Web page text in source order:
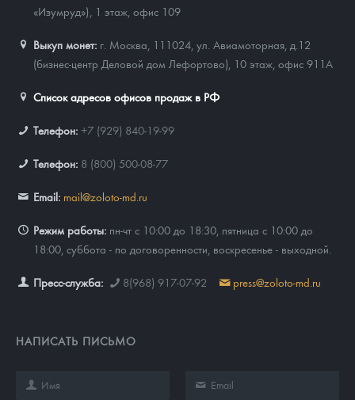
«Изумруд»), 1 этаж, офис 109
Выкуп монет: г. Москва, 111024, ул. Авиамоторная, д.12
(бизнес-центр Деловой дом Лефортово), 10 этаж, офис 911А
Список адресов офисов продаж в РФ
Телефон: +7 (929) 840-19-99
Телефон: 8 (800) 500-08-77
Email: mail@zoloto-md.ru
Режим работы: пн-чт с 10:00 до 18:30, пятница с 10:00 до
18:00, суббота - по договоренности, воскресенье - выходной.
Пресс-служба: 8(968) 917-07-92 press@zoloto-md.ru
НАПИСАТЬ ПИСЬМО